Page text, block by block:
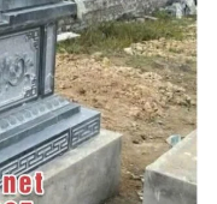
lan can đá nổi bật và
tính ...